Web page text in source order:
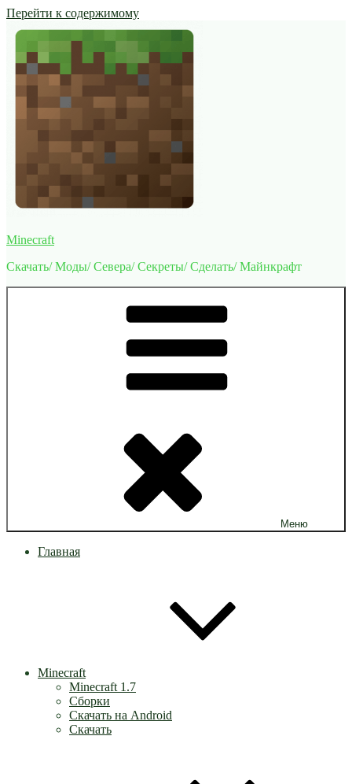
Перейти к содержимому
Minecraft
Скачать/ Моды/ Севера/ Секреты/ Сделать/ Майнкрафт
Меню
Главная
Minecraft
Minecraft 1.7
Сборки
Скачать на Android
Скачать